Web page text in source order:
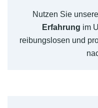
Nutzen Sie unsere
Erfahrung im
reibungslosen und